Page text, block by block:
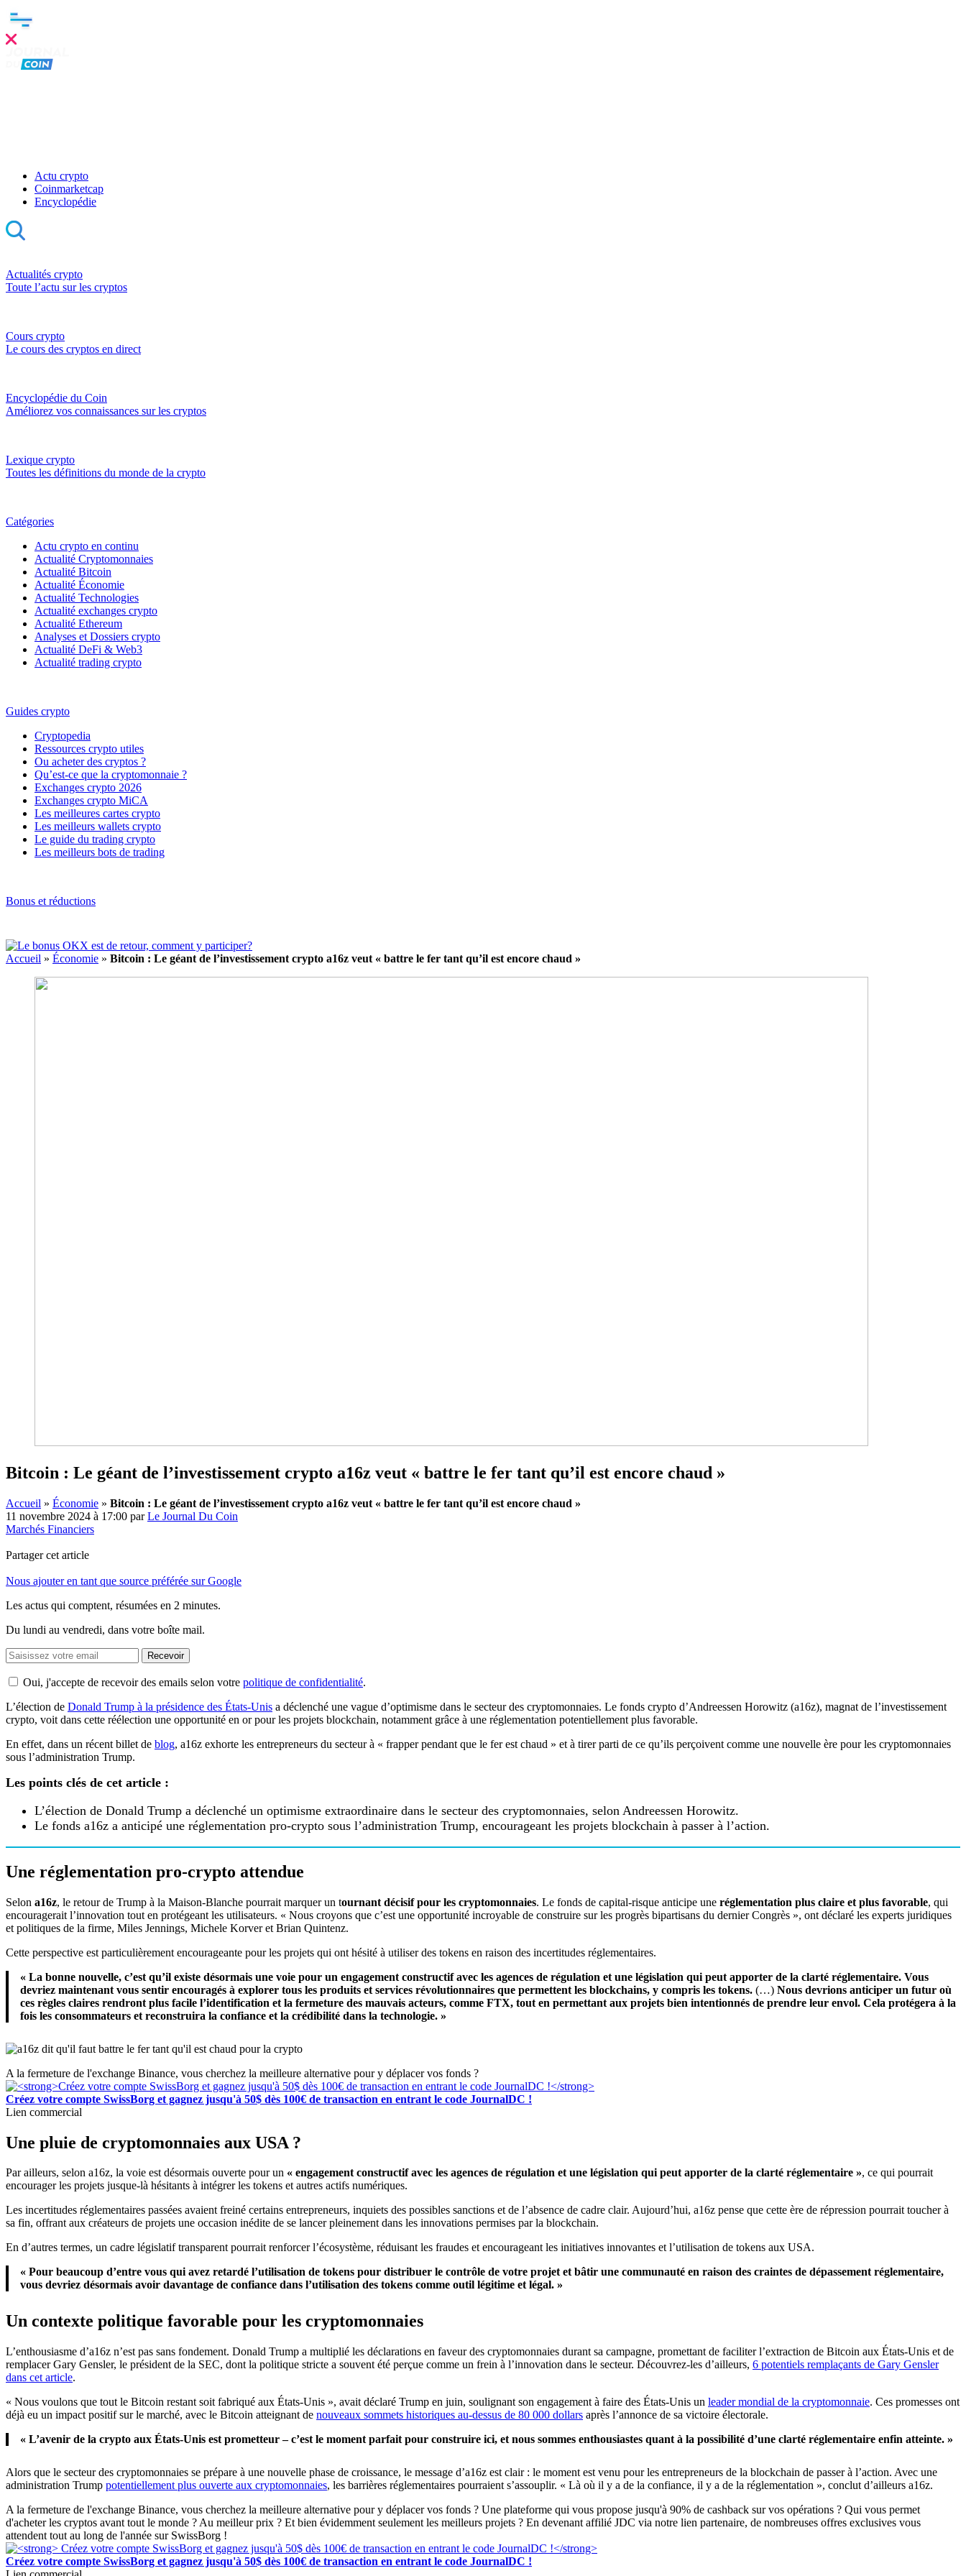
Actu crypto
Coinmarketcap
Encyclopédie
Actualités crypto
Toute l’actu sur les cryptos
Cours crypto
Le cours des cryptos en direct
Encyclopédie du Coin
Améliorez vos connaissances sur les cryptos
Lexique crypto
Toutes les définitions du monde de la crypto
Catégories
Actu crypto en continu
Actualité Cryptomonnaies
Actualité Bitcoin
Actualité Économie
Actualité Technologies
Actualité exchanges crypto
Actualité Ethereum
Analyses et Dossiers crypto
Actualité DeFi & Web3
Actualité trading crypto
Guides crypto
Cryptopedia
Ressources crypto utiles
Ou acheter des cryptos ?
Qu’est-ce que la cryptomonnaie ?
Exchanges crypto 2026
Exchanges crypto MiCA
Les meilleures cartes crypto
Les meilleurs wallets crypto
Le guide du trading crypto
Les meilleurs bots de trading
Bonus et réductions
Accueil » Économie » Bitcoin : Le géant de l’investissement crypto a16z veut « battre le fer tant qu’il est encore chaud »
Bitcoin : Le géant de l’investissement crypto a16z veut « battre le fer tant qu’il est encore chaud »
Accueil » Économie » Bitcoin : Le géant de l’investissement crypto a16z veut « battre le fer tant qu’il est encore chaud »
11 novembre 2024 à 17:00 parLe Journal Du Coin
Marchés Financiers
Partager cet article
Nous ajouter en tant que source préférée sur Google
Les actus qui comptent, résumées en 2 minutes.
Du lundi au vendredi, dans votre boîte mail.
Recevoir
Oui, j'accepte de recevoir des emails selon votre politique de confidentialité.
L’élection de Donald Trump à la présidence des États-Unis a déclenché une vague d’optimisme dans le secteur des cryptomonnaies. Le fonds crypto d’Andreessen Horowitz (a16z), magnat de l’investissement
crypto, voit dans cette réélection une opportunité en or pour les projets blockchain, notamment grâce à une réglementation potentiellement plus favorable.
En effet, dans un récent billet de blog, a16z exhorte les entrepreneurs du secteur à « frapper pendant que le fer est chaud » et à tirer parti de ce qu’ils perçoivent comme une nouvelle ère pour les cryptomonnaies
sous l’administration Trump.
Les points clés de cet article :
L’élection de Donald Trump a déclenché un optimisme extraordinaire dans le secteur des cryptomonnaies, selon Andreessen Horowitz.
Le fonds a16z a anticipé une réglementation pro-crypto sous l’administration Trump, encourageant les projets blockchain à passer à l’action.
Une réglementation pro-crypto attendue
Selon a16z, le retour de Trump à la Maison-Blanche pourrait marquer un tournant décisif pour les cryptomonnaies. Le fonds de capital-risque anticipe une réglementation plus claire et plus favorable, qui
encouragerait l’innovation tout en protégeant les utilisateurs. « Nous croyons que c’est une opportunité incroyable de construire sur les progrès bipartisans du dernier Congrès », ont déclaré les experts juridiques
et politiques de la firme, Miles Jennings, Michele Korver et Brian Quintenz.
Cette perspective est particulièrement encourageante pour les projets qui ont hésité à utiliser des tokens en raison des incertitudes réglementaires.
« La bonne nouvelle, c’est qu’il existe désormais une voie pour un engagement constructif avec les agences de régulation et une législation qui peut apporter de la clarté réglementaire. Vous
devriez maintenant vous sentir encouragés à explorer tous les produits et services révolutionnaires que permettent les blockchains, y compris les tokens. (…) Nous devrions anticiper un futur où
ces règles claires rendront plus facile l’identification et la fermeture des mauvais acteurs, comme FTX, tout en permettant aux projets bien intentionnés de prendre leur envol. Cela protégera à la
fois les consommateurs et reconstruira la confiance et la crédibilité dans la technologie. »
A la fermeture de l'exchange Binance, vous cherchez la meilleure alternative pour y déplacer vos fonds ?
Créez votre compte SwissBorg et gagnez jusqu'à 50$ dès 100€ de transaction en entrant le code JournalDC !
Lien commercial
Une pluie de cryptomonnaies aux USA ?
Par ailleurs, selon a16z, la voie est désormais ouverte pour un « engagement constructif avec les agences de régulation et une législation qui peut apporter de la clarté réglementaire », ce qui pourrait
encourager les projets jusque-là hésitants à intégrer les tokens et autres actifs numériques.
Les incertitudes réglementaires passées avaient freiné certains entrepreneurs, inquiets des possibles sanctions et de l’absence de cadre clair. Aujourd’hui, a16z pense que cette ère de répression pourrait toucher à
sa fin, offrant aux créateurs de projets une occasion inédite de se lancer pleinement dans les innovations permises par la blockchain.
En d’autres termes, un cadre législatif transparent pourrait renforcer l’écosystème, réduisant les fraudes et encourageant les initiatives innovantes et l’utilisation de tokens aux USA.
« Pour beaucoup d’entre vous qui avez retardé l’utilisation de tokens pour distribuer le contrôle de votre projet et bâtir une communauté en raison des craintes de dépassement réglementaire,
vous devriez désormais avoir davantage de confiance dans l’utilisation des tokens comme outil légitime et légal. »
Un contexte politique favorable pour les cryptomonnaies
L’enthousiasme d’a16z n’est pas sans fondement. Donald Trump a multiplié les déclarations en faveur des cryptomonnaies durant sa campagne, promettant de faciliter l’extraction de Bitcoin aux États-Unis et de
remplacer Gary Gensler, le président de la SEC, dont la politique stricte a souvent été perçue comme un frein à l’innovation dans le secteur. Découvrez-les d’ailleurs, 6 potentiels remplaçants de Gary Gensler
dans cet article.
« Nous voulons que tout le Bitcoin restant soit fabriqué aux États-Unis », avait déclaré Trump en juin, soulignant son engagement à faire des États-Unis un leader mondial de la cryptomonnaie. Ces promesses ont
déjà eu un impact positif sur le marché, avec le Bitcoin atteignant de nouveaux sommets historiques au-dessus de 80 000 dollars après l’annonce de sa victoire électorale.
« L’avenir de la crypto aux États-Unis est prometteur – c’est le moment parfait pour construire ici, et nous sommes enthousiastes quant à la possibilité d’une clarté réglementaire enfin atteinte. »
Alors que le secteur des cryptomonnaies se prépare à une nouvelle phase de croissance, le message d’a16z est clair : le moment est venu pour les entrepreneurs de la blockchain de passer à l’action. Avec une
administration Trump potentiellement plus ouverte aux cryptomonnaies, les barrières réglementaires pourraient s’assouplir. « Là où il y a de la confiance, il y a de la réglementation », conclut d’ailleurs a16z.
A la fermeture de l'exchange Binance, vous cherchez la meilleure alternative pour y déplacer vos fonds ? Une plateforme qui vous propose jusqu'à 90% de cashback sur vos opérations ? Qui vous permet
d'acheter les cryptos avant tout le monde ? Au meilleur prix ? Et bien évidemment seulement les meilleurs projets ? En devenant affilié JDC via notre lien partenaire, de nombreuses offres exclusives vous
attendent tout au long de l'année sur SwissBorg !
Créez votre compte SwissBorg et gagnez jusqu'à 50$ dès 100€ de transaction en entrant le code JournalDC !